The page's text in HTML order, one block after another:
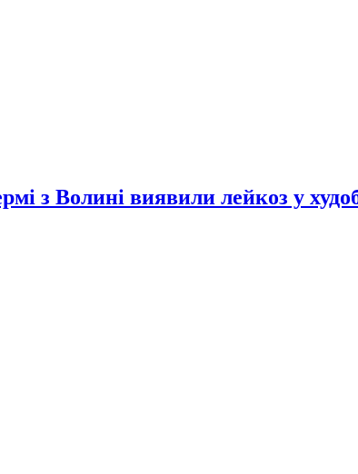
з Волині виявили лейкоз у